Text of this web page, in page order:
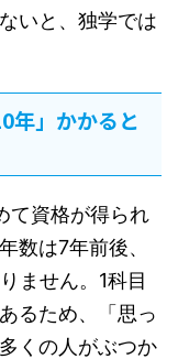
いと、独学では
年」かかると
て資格が得られ
数は7年前後、
ません。1科目
るため、「思っ
くの人がぶつか